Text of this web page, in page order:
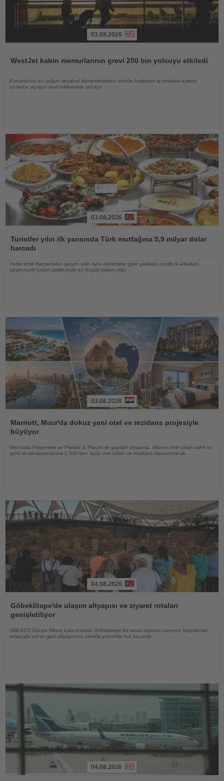
03.08.2026
WestJet kabin memurlarının grevi 250 bin yolcuyu etkiledi
Kanada'nın en yoğun seyahat dönemlerinden birinde başlayan iş bırakma eylemi
yüzlerce uçuşun iptal edilmesine yol açtı
Oku
03.08.2026
Turistler yılın ilk yarısında Türk mutfağına 5,9 milyar dolar
harcadı
Yeme içme harcamaları geçen yılın aynı dönemine göre yaklaşık yüzde 9 artarken
gastronomi turizm gelirlerinde en büyük kalem oldu
Oku
03.08.2026
Marriott, Mısır'da dokuz yeni otel ve rezidans projesiyle
büyüyor
Misr Italia Properties ve People & Places ile yapılan anlaşma, ülkenin öne çıkan sahil ve
şehir destinasyonlarına 1.500'den fazla otel odası ve rezidans kazandıracak
Oku
04.08.2026
Göbeklitepe'de ulaşım altyapısı ve ziyaret rotaları
genişletiliyor
UNESCO Dünya Mirası Listesi'ndeki Göbeklitepe'de artan ziyaretçi sayısını karşılamak
amacıyla yol ve gezi altyapısına yönelik yatırımlar hız kazandı
04.08.2026